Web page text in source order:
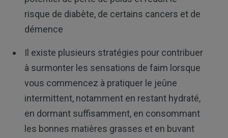
risque de diabète, de certains cancers et de
démence
Il existe plusieurs stratégies pour contribuer
à surmonter les sensations de faim lorsque
vous commencez à pratiquer le jeûne
intermittent, notamment en restant hydraté,
en dormant suffisamment, en consommant
les bonnes matières grasses et en buvant